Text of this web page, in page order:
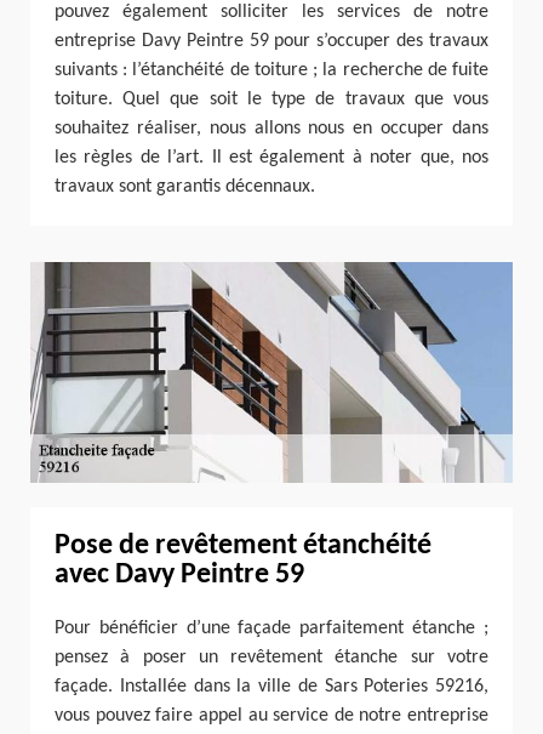
pouvez également solliciter les services de notre
entreprise Davy Peintre 59 pour s’occuper des travaux
suivants : l’étanchéité de toiture ; la recherche de fuite
toiture. Quel que soit le type de travaux que vous
souhaitez réaliser, nous allons nous en occuper dans
les règles de l’art. Il est également à noter que, nos
travaux sont garantis décennaux.
Pose de revêtement étanchéité
avec Davy Peintre 59
Pour bénéficier d’une façade parfaitement étanche ;
pensez à poser un revêtement étanche sur votre
façade. Installée dans la ville de Sars Poteries 59216,
vous pouvez faire appel au service de notre entreprise